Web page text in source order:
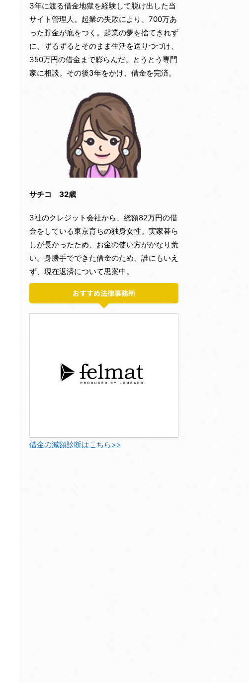
3年に渡る借金地獄を経験して脱け出した当
サイト管理人。起業の失敗により、700万あ
った貯金が底をつく。起業の夢を捨てきれず
に、ずるずるとそのまま生活を送りつづけ、
350万円の借金まで膨らんだ。とうとう専門
家に相談。その後3年をかけ、借金を完済。
サチコ 32歳
3社のクレジット会社から、総額82万円の借
金をしている東京育ちの独身女性。実家暮ら
しが長かったため、お金の使い方がかなり荒
い。身勝手でできた借金のため、誰にもいえ
ず、現在返済について思案中。
おすすめ法律事務所
借金の減額診断はこちら>>